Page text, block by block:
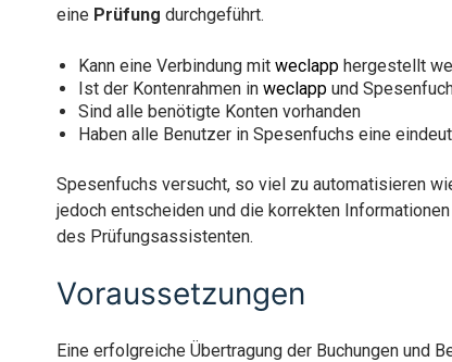
eine Prüfung durchgeführt.
Kann eine Verbindung mitweclapp hergestellt
Ist der Kontenrahmen inweclapp und
Sind alle benötigte Konten vorhanden
Haben alle Benutzer in Spesenfuchs eine
Spesenfuchs versucht, so viel zu automatisieren
jedoch entscheiden und die korrekten
des Prüfungsassistenten.
Voraussetzungen
Eine erfolgreiche Übertragung der Buchungen und